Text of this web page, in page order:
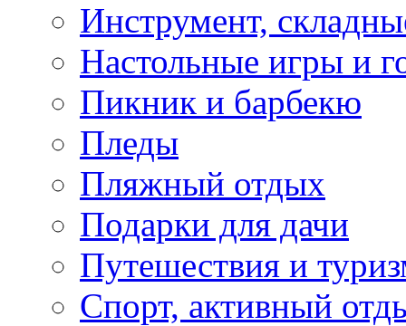
Инструмент,
Настольные игры и
Пикник и барбекю
Пледы
Пляжный отдых
Подарки для дачи
Путешествия и
Спорт, активный